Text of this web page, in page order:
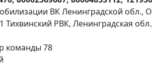
ВК Ленинградской обл.,
Тихвинский РВК, Ленинградская
команды 78